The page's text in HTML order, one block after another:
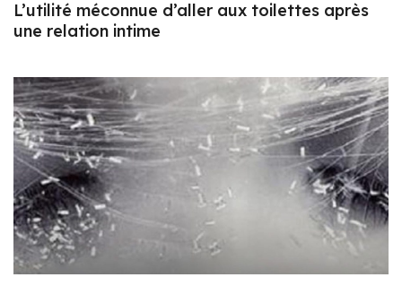
L’utilité méconnue d’aller aux toilettes après
une relation intime